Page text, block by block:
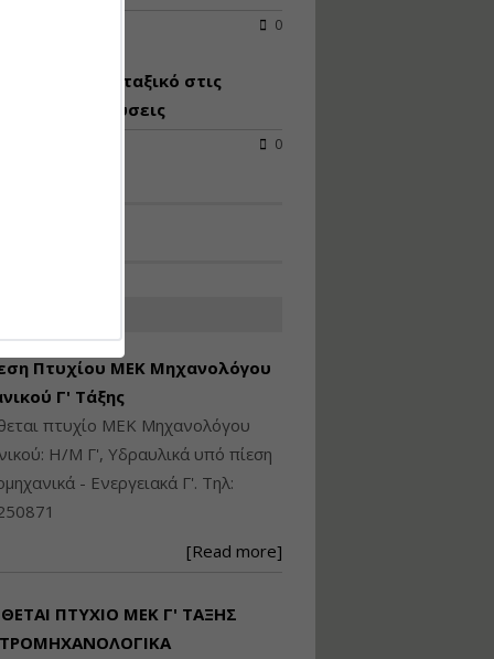
0
το χωροταξικό στις
επενδύσεις
0
Πτυχίου ΜΕΚ Μηχανολόγου
Γ' Τάξης
πτυχίο ΜΕΚ Μηχανολόγου
Η/Μ Γ', Υδραυλικά υπό πίεση
- Ενεργειακά Γ'. Τηλ:
[Read more]
ΠΤΥΧΙΟ ΜΕΚ Γ' ΤΑΞΗΣ
Υγιεινή και Ασφάλεια
Εισηγήτρια:Αναστασία Μητρακάκη
Διάρκεια: 9 ώρες
Διηρημένης